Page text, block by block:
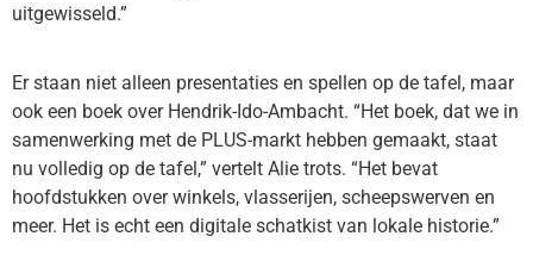
uitgewisseld.”
Er staan niet alleen presentaties en spellen op de tafel, maar
ook een boek over Hendrik-Ido-Ambacht. “Het boek, dat we in
samenwerking met de PLUS-markt hebben gemaakt, staat
nu volledig op de tafel,” vertelt Alie trots. “Het bevat
hoofdstukken over winkels, vlasserijen, scheepswerven en
meer. Het is echt een digitale schatkist van lokale historie.”